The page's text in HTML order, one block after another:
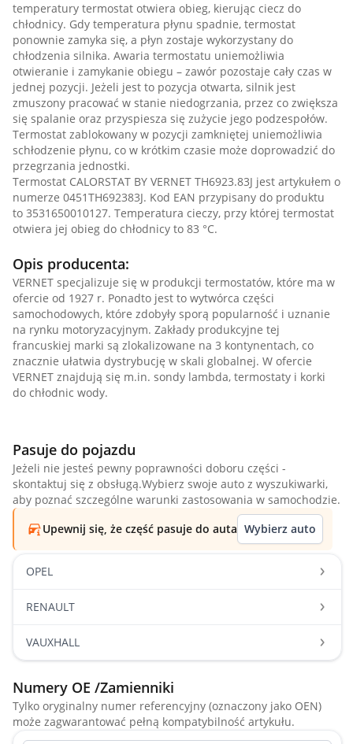
temperatury termostat otwiera obieg, kierując ciecz do
chłodnicy. Gdy temperatura płynu spadnie, termostat
ponownie zamyka się, a płyn zostaje wykorzystany do
chłodzenia silnika. Awaria termostatu uniemożliwia
otwieranie i zamykanie obiegu – zawór pozostaje cały czas w
jednej pozycji. Jeżeli jest to pozycja otwarta, silnik jest
zmuszony pracować w stanie niedogrzania, przez co zwiększa
się spalanie oraz przyspiesza się zużycie jego podzespołów.
Termostat zablokowany w pozycji zamkniętej uniemożliwia
schłodzenie płynu, co w krótkim czasie może doprowadzić do
przegrzania jednostki.
Termostat CALORSTAT BY VERNET TH6923.83J jest artykułem o
numerze 0451TH692383J. Kod EAN przypisany do produktu
to 3531650010127. Temperatura cieczy, przy której termostat
otwiera jej obieg do chłodnicy to 83 °C.
Opis producenta:
VERNET specjalizuje się w produkcji termostatów, które ma w
ofercie od 1927 r. Ponadto jest to wytwórca części
samochodowych, które zdobyły sporą popularność i uznanie
na rynku motoryzacyjnym. Zakłady produkcyjne tej
francuskiej marki są zlokalizowane na 3 kontynentach, co
znacznie ułatwia dystrybucję w skali globalnej. W ofercie
VERNET znajdują się m.in. sondy lambda, termostaty i korki
do chłodnic wody.
Pasuje do pojazdu
Jeżeli nie jesteś pewny poprawności doboru części -
skontaktuj się z obsługą.Wybierz swoje auto z wyszukiwarki,
aby poznać szczególne warunki zastosowania w samochodzie.
Upewnij się, że część pasuje do auta Wybierz auto
OPEL
RENAULT
VAUXHALL
Numery OE /Zamienniki
Tylko oryginalny numer referencyjny (oznaczony jako OEN)
może zagwarantować pełną kompatybilność artykułu.